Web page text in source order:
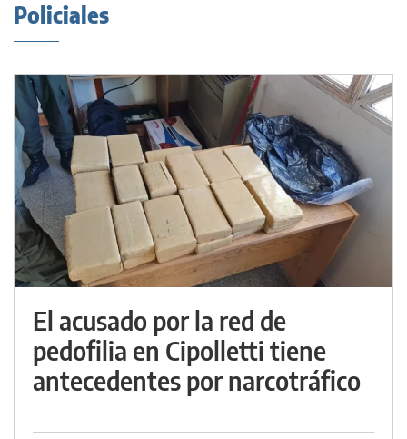
Policiales
El acusado por la red de
pedofilia en Cipolletti tiene
antecedentes por narcotráfico